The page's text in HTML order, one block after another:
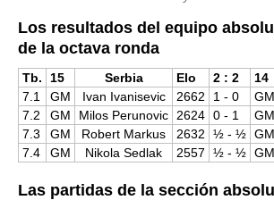
Los resultados del equipo
de la octava ronda
Tb. 15 Serbia Elo 2 : 2 14
7.1
GM Ivan Ivanisevic 2662 1 - 0 GM
7.2
GM Milos Perunovic 2624 0 - 1 GM
7.3
GM Robert Markus 2632 ½ - ½ GM
7.4
GM Nikola Sedlak 2557 ½ - ½ GM
Las partidas de la sección